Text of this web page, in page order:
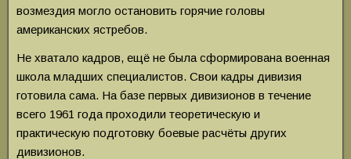
возмездия могло остановить горячие головы
американских ястребов.
Не хватало кадров, ещё не была сформирована военная
школа младших специалистов. Свои кадры дивизия
готовила сама. На базе первых дивизионов в течение
всего 1961 года проходили теоретическую и
практическую подготовку боевые расчёты других
дивизионов.